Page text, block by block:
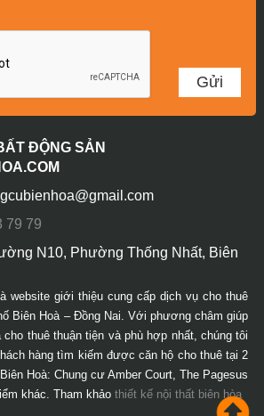
ĐỘNG SẢN
79 79
N10, Phường Thống Nhất, Biên
website giới thiệu cung cấp dịch vụ cho thuê
Biên Hoà – Đồng Nai. Với phương châm giúp
thuê thuận tiện và phù hợp nhất, chúng tôi
hàng tìm kiếm được căn hộ cho thuê tại 2
Hoà: Chung cư Amber Court, The Pagesus
khác. Tham khảo thiết kế nội thất biên hòa